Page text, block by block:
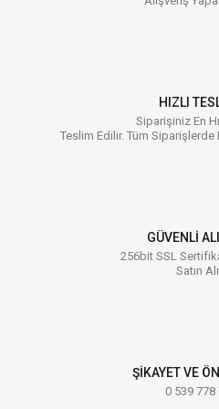
HIZLI
Siparişiniz En
Teslim Edilir. Tüm Siparişlerde
GÜVENLİ
256bit SSL
Satın
ŞİKAYET VE
0 539 778